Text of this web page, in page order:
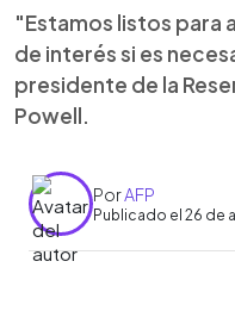
"Estamos listos para
de interés si es
presidente de la
Powell.
PorAFP
Publicado el 26 de